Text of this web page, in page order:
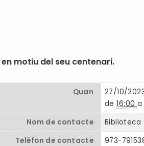
motiu del seu centenari.
Quan
27/10/
de16:00 a
Nom de contacte
Biblioteca
Telèfon de contacte
973-